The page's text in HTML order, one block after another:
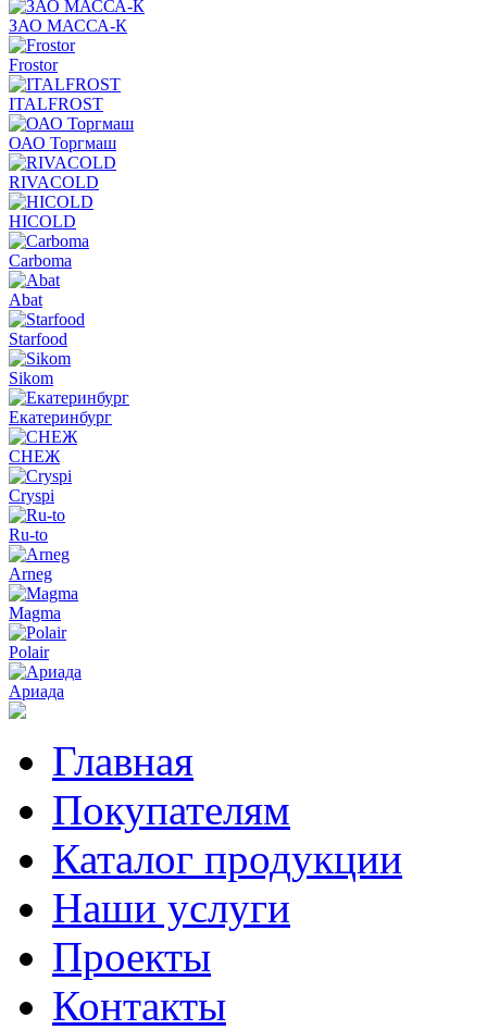
ЗАО МАССА-К
Frostor
ITALFROST
ОАО Торгмаш
RIVACOLD
HICOLD
Carboma
Abat
Starfood
Sikom
Екатеринбург
СНЕЖ
Cryspi
Ru-to
Arneg
Magma
Polair
Ариада
Главная
Покупателям
Каталог продукции
Наши услуги
Проекты
Контакты